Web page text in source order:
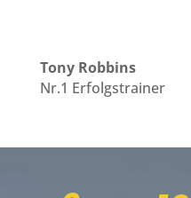
Tony Robbins
Nr.1 Erfolgstrainer